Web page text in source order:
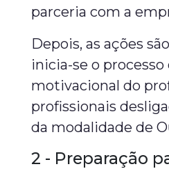
parceria com a
Depois, as ações
inicia-se o
motivacional do
profissionais
da modalidade de
2 - Preparação